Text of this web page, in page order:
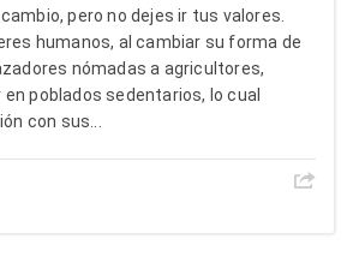
pero no dejes ir tus valores.
humanos, al cambiar su forma de
nómadas a agricultores,
poblados sedentarios, lo cual
con sus...